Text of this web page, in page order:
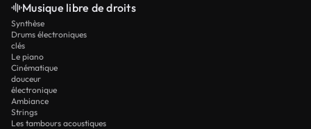
Musique libre de droits
Synthèse
Drums électroniques
clés
Le piano
Cinématique
douceur
électronique
Ambiance
Strings
Les tambours acoustiques